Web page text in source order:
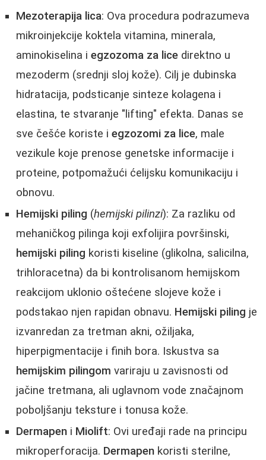
Mezoterapija lica: Ova procedura podrazumeva
mikroinjekcije koktela vitamina, minerala,
aminokiselina i egzozoma za lice direktno u
mezoderm (srednji sloj kože). Cilj je dubinska
hidratacija, podsticanje sinteze kolagena i
elastina, te stvaranje "lifting" efekta. Danas se
sve češće koriste i egzozomi za lice, male
vezikule koje prenose genetske informacije i
proteine, potpomažući ćelijsku komunikaciju i
obnovu.
Hemijski piling (hemijski pilinzi): Za razliku od
mehaničkog pilinga koji exfolijira površinski,
hemijski piling koristi kiseline (glikolna, salicilna,
trihloracetna) da bi kontrolisanom hemijskom
reakcijom uklonio oštećene slojeve kože i
podstakao njen rapidan obnavu. Hemijski piling je
izvanredan za tretman akni, ožiljaka,
hiperpigmentacije i finih bora. Iskustva sa
hemijskim pilingom variraju u zavisnosti od
jačine tretmana, ali uglavnom vode značajnom
poboljšanju teksture i tonusa kože.
Dermapen i Miolift: Ovi uređaji rade na principu
mikroperforacija. Dermapen koristi sterilne,